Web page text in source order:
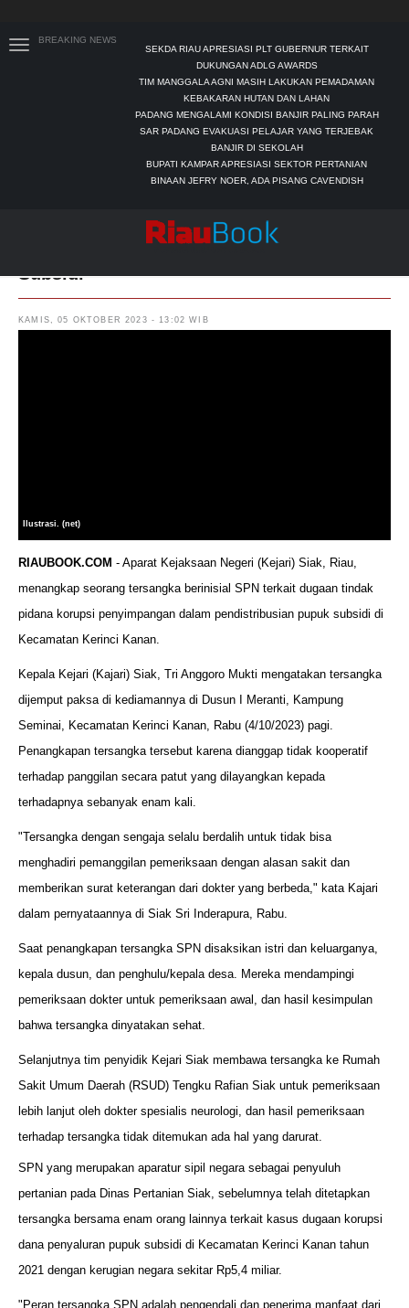
BREAKING NEWS
SEKDA RIAU APRESIASI PLT GUBERNUR TERKAIT
DUKUNGAN ADLG AWARDS
TIM MANGGALA AGNI MASIH LAKUKAN PEMADAMAN
KEBAKARAN HUTAN DAN LAHAN
PADANG MENGALAMI KONDISI BANJIR PALING PARAH
SAR PADANG EVAKUASI PELAJAR YANG TERJEBAK
BANJIR DI SEKOLAH
BUPATI KAMPAR APRESIASI SEKTOR PERTANIAN
BINAAN JEFRY NOER, ADA PISANG CAVENDISH
Jaksa Tangkap Terduga Koruptor Pupuk
Subsidi
KAMIS, 05 OKTOBER 2023 - 13:02 WIB
Ilustrasi. (net)
RIAUBOOK.COM - Aparat Kejaksaan Negeri (Kejari) Siak, Riau,
menangkap seorang tersangka berinisial SPN terkait dugaan tindak
pidana korupsi penyimpangan dalam pendistribusian pupuk subsidi di
Kecamatan Kerinci Kanan.
Kepala Kejari (Kajari) Siak, Tri Anggoro Mukti mengatakan tersangka
dijemput paksa di kediamannya di Dusun I Meranti, Kampung
Seminai, Kecamatan Kerinci Kanan, Rabu (4/10/2023) pagi.
Penangkapan tersangka tersebut karena dianggap tidak kooperatif
terhadap panggilan secara patut yang dilayangkan kepada
terhadapnya sebanyak enam kali.
"Tersangka dengan sengaja selalu berdalih untuk tidak bisa
menghadiri pemanggilan pemeriksaan dengan alasan sakit dan
memberikan surat keterangan dari dokter yang berbeda," kata Kajari
dalam pernyataannya di Siak Sri Inderapura, Rabu.
Saat penangkapan tersangka SPN disaksikan istri dan keluarganya,
kepala dusun, dan penghulu/kepala desa. Mereka mendampingi
pemeriksaan dokter untuk pemeriksaan awal, dan hasil kesimpulan
bahwa tersangka dinyatakan sehat.
Selanjutnya tim penyidik Kejari Siak membawa tersangka ke Rumah
Sakit Umum Daerah (RSUD) Tengku Rafian Siak untuk pemeriksaan
lebih lanjut oleh dokter spesialis neurologi, dan hasil pemeriksaan
terhadap tersangka tidak ditemukan ada hal yang darurat.
SPN yang merupakan aparatur sipil negara sebagai penyuluh
pertanian pada Dinas Pertanian Siak, sebelumnya telah ditetapkan
tersangka bersama enam orang lainnya terkait kasus dugaan korupsi
dana penyaluran pupuk subsidi di Kecamatan Kerinci Kanan tahun
2021 dengan kerugian negara sekitar Rp5,4 miliar.
"Peran tersangka SPN adalah pengendali dan penerima manfaat dari